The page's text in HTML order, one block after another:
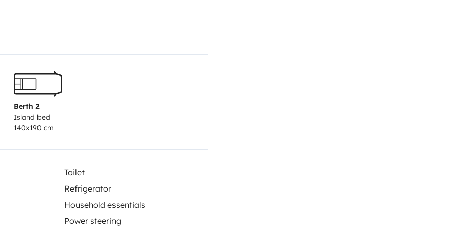
:
Berth 2
Island bed
140x190 cm
Toilet
Refrigerator
Household essentials
Power steering